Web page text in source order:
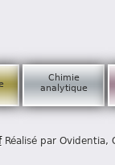
Chimie
analytique
Réalisé par Ovidentia,